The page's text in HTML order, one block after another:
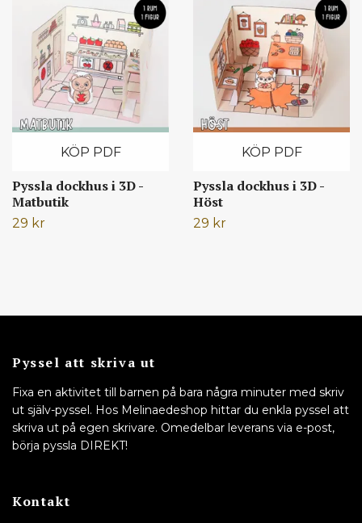
KÖP PDF
Pyssla dockhus i 3D -
Matbutik
29 kr
KÖP PDF
Pyssla dockhus i 3D -
Höst
29 kr
Pyssel att skriva ut
Fixa en aktivitet till barnen på bara några minuter med skriv
ut själv-pyssel. Hos Melinaedeshop hittar du enkla pyssel att
skriva ut på egen skrivare. Omedelbar leverans via e-post,
börja pyssla DIREKT!
Kontakt